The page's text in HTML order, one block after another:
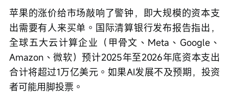
苹果的涨价给市场敲响了警钟，即大规模的资本支
出需要有人来买单。国际清算银行发布报告指出，
全球五大云计算企业（甲骨文、Meta、Google、
Amazon、微软）预计2025年至2026年底资本支出
合计将超过1万亿美元。如果AI发展不及预期，投资
者可能用脚投票。